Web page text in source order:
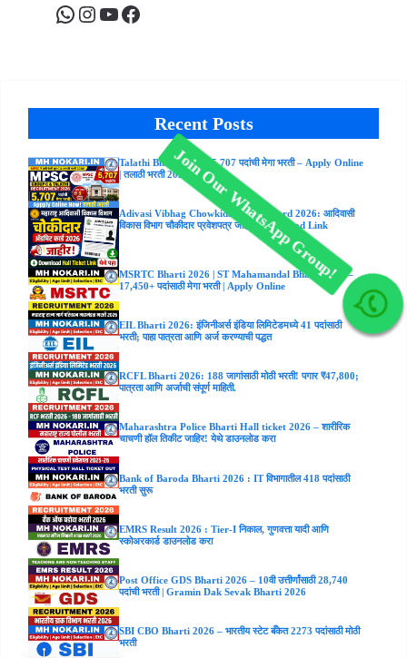
WhatsApp
Instagram
YouTube
Facebook
Recent Posts
Talathi Bharti 2026: 5,707 पदांची मेगा भरती – Apply Online
| तलाठी भरती 2026
Adivasi Vibhag Chowkidar Admit Card 2026: आदिवासी
विकास विभाग चौकीदार प्रवेशपत्र जाहीर; Download Link
MSRTC Bharti 2026 | ST Mahamandal Bharti 2026 –
17,450+ पदांसाठी मेगा भरती | Apply Online
EIL Bharti 2026: इंजिनीअर्स इंडिया लिमिटेडमध्ये 41 पदांसाठी
भरती; पाहा पात्रता आणि अर्ज करण्याची पद्धत
RCFL Bharti 2026: 188 जागांसाठी मोठी भरती! पगार ₹47,800;
पात्रता आणि अर्जाची संपूर्ण माहिती.
Maharashtra Police Bharti Hall ticket 2026 – शारीरिक
चाचणी हॉल तिकीट जाहिर! येथे डाउनलोड करा
Bank of Baroda Bharti 2026 : IT विभागातील 418 पदांसाठी
भरती सुरू
EMRS Result 2026 : Tier-I निकाल, गुणवत्ता यादी आणि
स्कोअरकार्ड डाउनलोड करा
Post Office GDS Bharti 2026 – 10वी उत्तीर्णांसाठी 28,740
पदांची भरती | Gramin Dak Sevak Bharti 2026
SBI CBO Bharti 2026 – भारतीय स्टेट बँकेत 2273 पदांसाठी मोठी
भरती
Join Our WhatsApp Group!